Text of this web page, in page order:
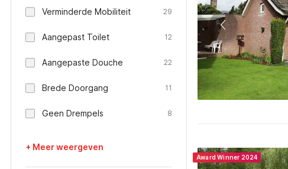
Verminderde Mobiliteit 29
Aangepast Toilet 12
Aangepaste Douche 22
Brede Doorgang 11
Geen Drempels 8
+ Meer weergeven
Award Winner 2024